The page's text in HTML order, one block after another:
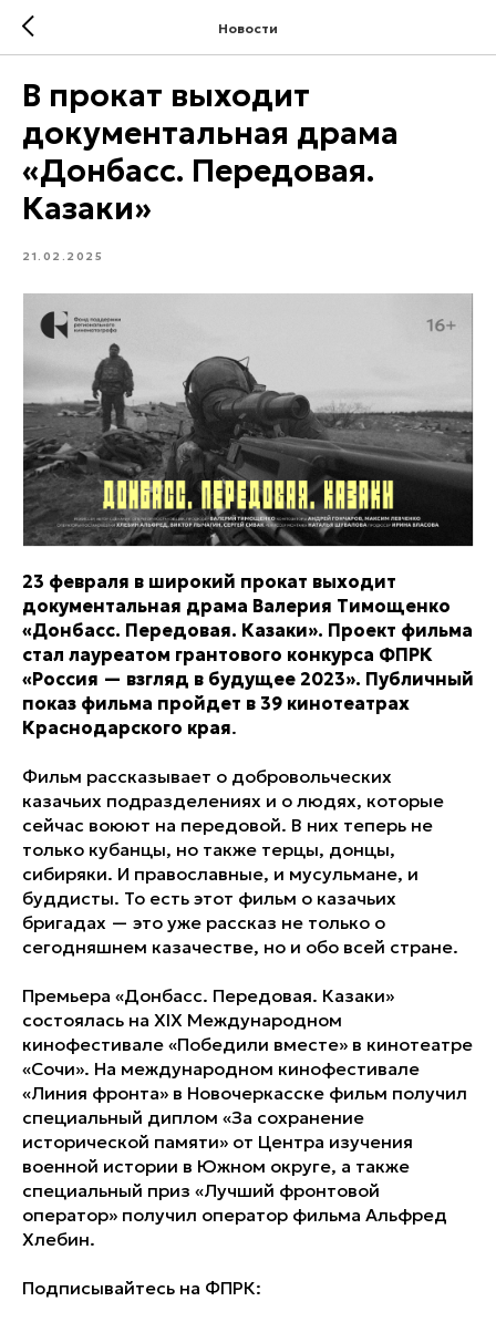
Новости
В прокат выходит
документальная драма
«Донбасс. Передовая.
Казаки»
21.02.2025
23 февраля в широкий прокат выходит
документальная драма Валерия Тимощенко
«Донбасс. Передовая. Казаки». Проект фильма
стал лауреатом грантового конкурса ФПРК
«Россия — взгляд в будущее 2023». Публичный
показ фильма пройдет в 39 кинотеатрах
Краснодарского края.
Фильм рассказывает о добровольческих
казачьих подразделениях и о людях, которые
сейчас воюют на передовой. В них теперь не
только кубанцы, но также терцы, донцы,
сибиряки. И православные, и мусульмане, и
буддисты. То есть этот фильм о казачьих
бригадах — это уже рассказ не только о
сегодняшнем казачестве, но и обо всей стране.
Премьера «Донбасс. Передовая. Казаки»
состоялась на XIX Международном
кинофестивале «Победили вместе» в кинотеатре
«Сочи». На международном кинофестивале
«Линия фронта» в Новочеркасске фильм получил
специальный диплом «За сохранение
исторической памяти» от Центра изучения
военной истории в Южном округе, а также
специальный приз «Лучший фронтовой
оператор» получил оператор фильма Альфред
Хлебин.
Подписывайтесь на ФПРК: